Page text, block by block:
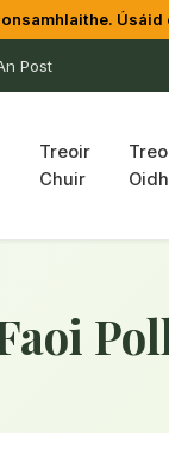
Post
Treoir
Chuir